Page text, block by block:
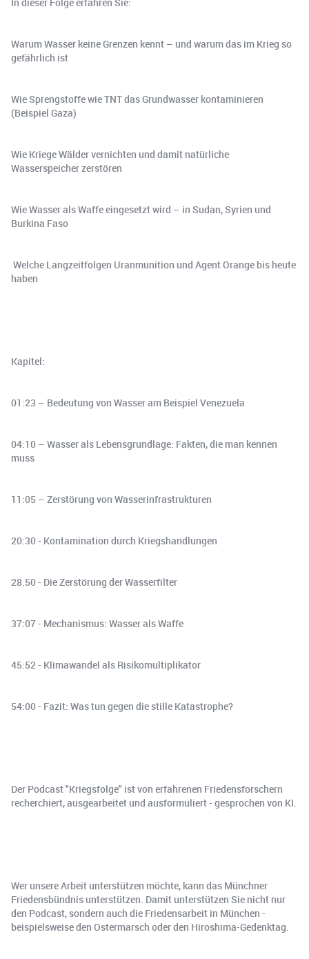
Warum Wasser keine Grenzen kennt – und warum das im Krieg so
gefährlich ist
Wie Sprengstoffe wie TNT das Grundwasser kontaminieren
(Beispiel Gaza)
Wie Kriege Wälder vernichten und damit natürliche
Wasserspeicher zerstören
Wie Wasser als Waffe eingesetzt wird – in Sudan, Syrien und
Burkina Faso
️ Welche Langzeitfolgen Uranmunition und Agent Orange bis heute
haben
Kapitel:
01:23 – Bedeutung von Wasser am Beispiel Venezuela
04:10 – Wasser als Lebensgrundlage: Fakten, die man kennen
muss
11:05 – Zerstörung von Wasserinfrastrukturen
20:30 - Kontamination durch Kriegshandlungen
28.50 - Die Zerstörung der Wasserfilter
37:07 - Mechanismus: Wasser als Waffe
45:52 - Klimawandel als Risikomultiplikator
54:00 - Fazit: Was tun gegen die stille Katastrophe?
Der Podcast "Kriegsfolge" ist von erfahrenen Friedensforschern
recherchiert, ausgearbeitet und ausformuliert - gesprochen von KI.
Wer unsere Arbeit unterstützen möchte, kann das Münchner
Friedensbündnis unterstützen. Damit unterstützen Sie nicht nur
den Podcast, sondern auch die Friedensarbeit in München -
beispielsweise den Ostermarsch oder den Hiroshima-Gedenktag.